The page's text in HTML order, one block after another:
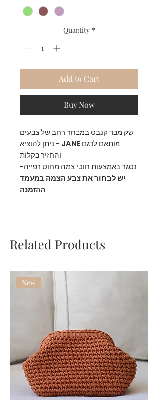
Quantity *
Add to Cart
Buy Now
שק מבד קנבס במבחר רחב של צבעים
מותאם לדגם JANE - ניתן להוציא
והחזיר בקלות
נסגר באמצעות חוטי צמה מחוט רפייה-
יש לבחור את צבע הצמה במעמד
ההזמנה
Related Products
New